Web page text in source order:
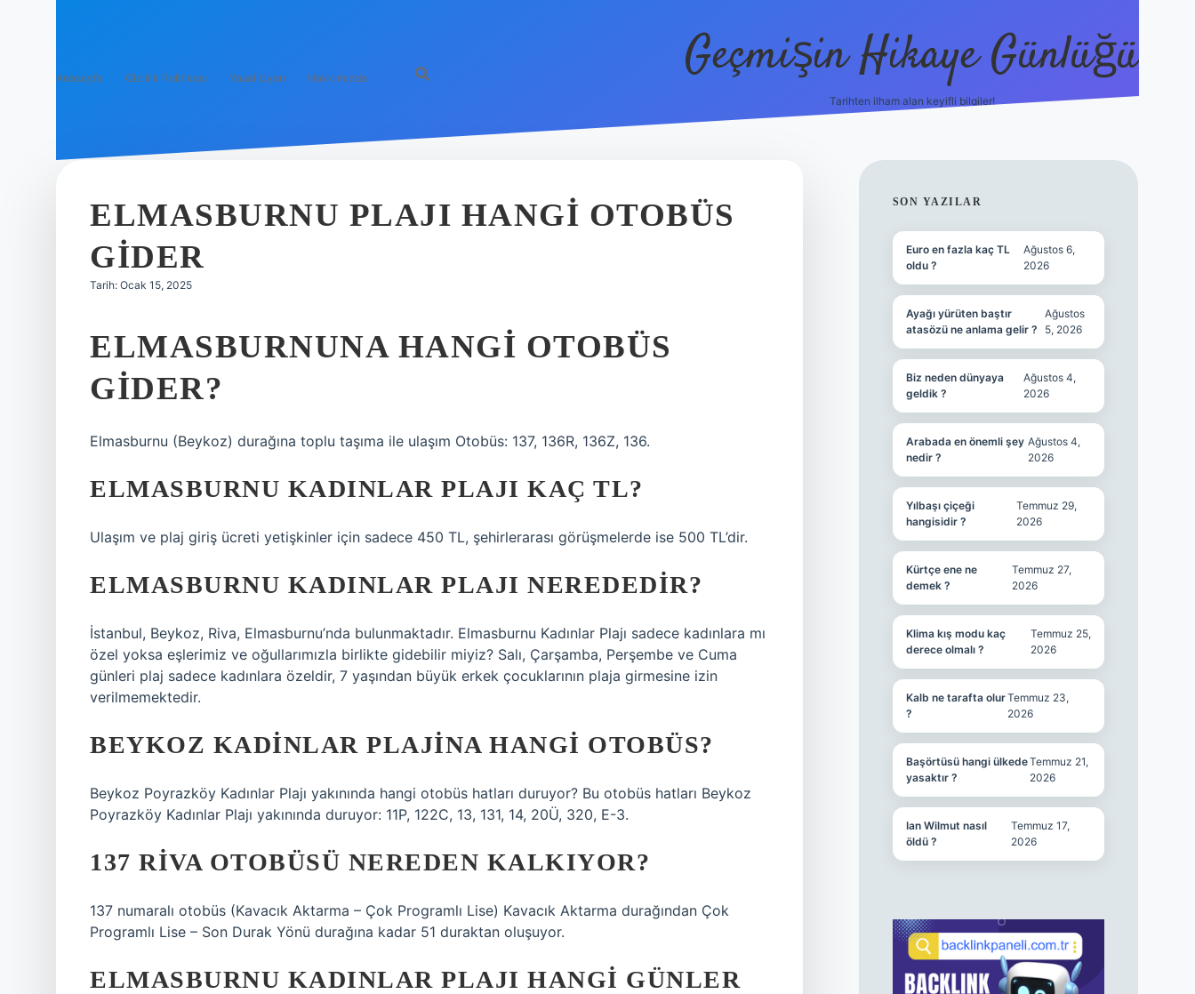
Anasayfa Gizlilik Politikası Yasal Uyarı Hakkımızda Geçmişin Hikaye Günlüğü
Tarihten ilham alan keyifli bilgiler!
ELMASBURNU PLAJI HANGI OTOBÜS
GIDER
Tarih: Ocak 15, 2025
ELMASBURNUNA HANGI OTOBÜS
GIDER?
Elmasburnu (Beykoz) durağına toplu taşıma ile ulaşım Otobüs: 137, 136R, 136Z, 136.
ELMASBURNU KADINLAR PLAJI KAÇ TL?
Ulaşım ve plaj giriş ücreti yetişkinler için sadece 450 TL, şehirlerarası görüşmelerde ise 500 TL’dir.
ELMASBURNU KADINLAR PLAJI NEREDEDIR?
İstanbul, Beykoz, Riva, Elmasburnu’nda bulunmaktadır. Elmasburnu Kadınlar Plajı sadece kadınlara mı
özel yoksa eşlerimiz ve oğullarımızla birlikte gidebilir miyiz? Salı, Çarşamba, Perşembe ve Cuma
günleri plaj sadece kadınlara özeldir, 7 yaşından büyük erkek çocuklarının plaja girmesine izin
verilmemektedir.
BEYKOZ KADINLAR PLAJINA HANGI OTOBÜS?
Beykoz Poyrazköy Kadınlar Plajı yakınında hangi otobüs hatları duruyor? Bu otobüs hatları Beykoz
Poyrazköy Kadınlar Plajı yakınında duruyor: 11P, 122C, 13, 131, 14, 20Ü, 320, E-3.
137 RIVA OTOBÜSÜ NEREDEN KALKIYOR?
137 numaralı otobüs (Kavacık Aktarma – Çok Programlı Lise) Kavacık Aktarma durağından Çok
Programlı Lise – Son Durak Yönü durağına kadar 51 duraktan oluşuyor.
ELMASBURNU KADINLAR PLAJI HANGI GÜNLER
SIDEBAR
SON YAZILAR
Euro en fazla kaç TL
oldu ?
Ağustos 6,
2026
Ayağı yürüten baştır
atasözü ne anlama gelir ?
Ağustos
5, 2026
Biz neden dünyaya
geldik ?
Ağustos 4,
2026
Arabada en önemli şey
nedir ?
Ağustos 4,
2026
Yılbaşı çiçeği
hangisidir ?
Temmuz 29,
2026
Kürtçe ene ne
demek ?
Temmuz 27,
2026
Klima kış modu kaç
derece olmalı ?
Temmuz 25,
2026
Kalb ne tarafta olur
?
Temmuz 23,
2026
Başörtüsü hangi ülkede
yasaktır ?
Temmuz 21,
2026
Ian Wilmut nasıl
öldü ?
Temmuz 17,
2026
betbox giriş